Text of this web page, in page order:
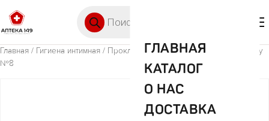
ГЛАВНАЯ
КАТАЛОГ
О НАС
ДОСТАВКА
Главная / Гигиена интимная / Прокл. Белла перфекта ультра макси блу
№8